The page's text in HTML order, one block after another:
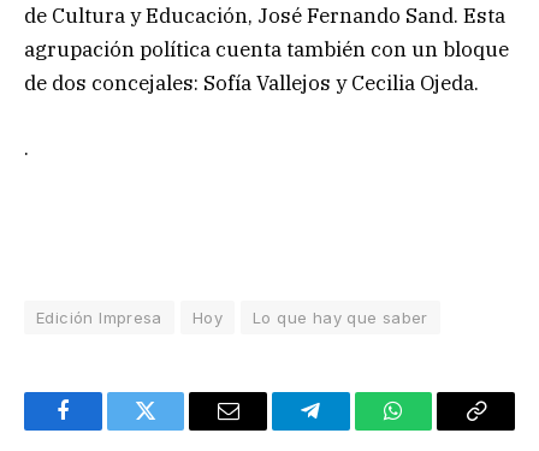
de Cultura y Educación, José Fernando Sand. Esta
agrupación política cuenta también con un bloque
de dos concejales: Sofía Vallejos y Cecilia Ojeda.
.
Edición Impresa Hoy Lo que hay que saber
FacebookTwitter Email TelegramWhatsAppCopy